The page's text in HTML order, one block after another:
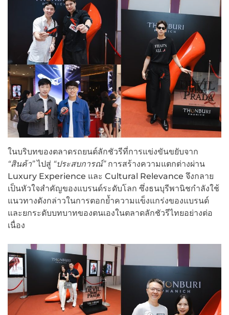
ในบริบทของตลาดรถยนต์ลักชัวรีที่การแข่งขันขยับจาก
“สินค้า”ไปสู่ “ประสบการณ์”การสร้างความแตกต่างผ่าน
Luxury Experience และ Cultural Relevance จึงกลาย
เป็นหัวใจสำคัญของแบรนด์ระดับโลก ซึ่งธนบุรีพานิชกำลังใช้
แนวทางดังกล่าวในการตอกย้ำความแข็งแกร่งของแบรนด์
และยกระดับบทบาทของตนเองในตลาดลักชัวรีไทยอย่างต่อ
เนื่อง